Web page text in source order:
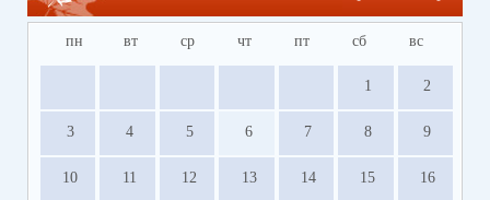
пн вт ср чт пт сб вс
1 2
3 4 5 6 7 8 9
10 11 12 13 14 15 16